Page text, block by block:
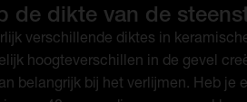
de dikte van de
verschillende diktes in
hoogteverschillen in de gevel
belangrijk bij het verlijmen. Heb je